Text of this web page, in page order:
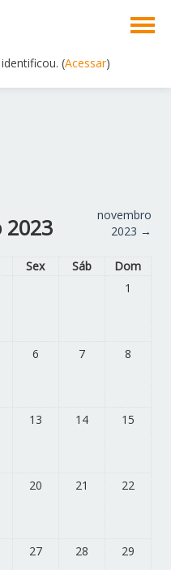
(Acessar)
novembro
2023 →
Sex Sáb
Dom
1
6 7 8
13 14 15
20 21 22
27 28 29